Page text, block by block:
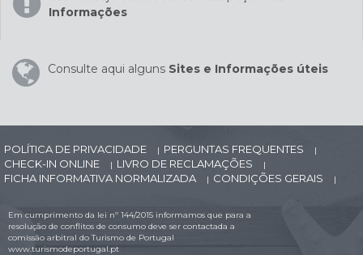
Informações
Consulte aqui alguns Sites e Informações úteis
POLÍTICA DE PRIVACIDADE | PERGUNTAS FREQUENTES |
CHECK-IN ONLINE | LIVRO DE RECLAMAÇÕES |
FICHA INFORMATIVA NORMALIZADA | CONDIÇÕES GERAIS |
Em cumprimento da lei nº 144/2015 informamos que para a
resolução de conflitos de consumo deve ser contactada a
comissão arbitral do Turismo de Portugal
www.turismodeportugal.pt